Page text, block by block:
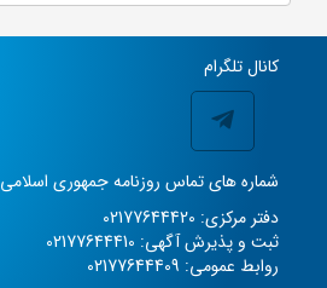
کانال تلگرام
شماره های تماس روزنامه جمهوری اسلامی
دفتر مرکزی: 02177644420
ثبت و پذیرش آگهی: 02177644410
روابط عمومی: 02177644409